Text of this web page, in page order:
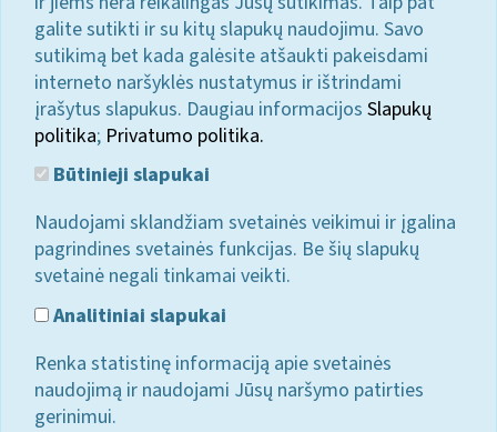
galite sutikti ir su kitų slapukų naudojimu. Savo
sutikimą bet kada galėsite atšaukti pakeisdami
interneto naršyklės nustatymus ir ištrindami
įrašytus slapukus. Daugiau informacijos Slapukų
politika; Privatumo politika.
Būtinieji slapukai
Naudojami sklandžiam svetainės veikimui ir įgalina
pagrindines svetainės funkcijas. Be šių slapukų
svetainė negali tinkamai veikti.
Analitiniai slapukai
Renka statistinę informaciją apie svetainės
naudojimą ir naudojami Jūsų naršymo patirties
gerinimui.